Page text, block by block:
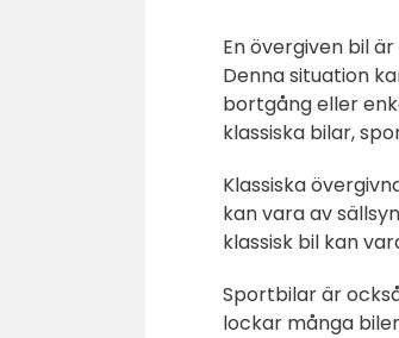
En övergiven bil
Denna situation
bortgång eller
klassiska bilar,
Klassiska
kan vara av
klassisk bil kan
Sportbilar är
lockar många